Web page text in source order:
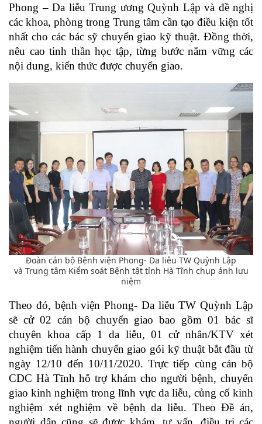
Phong – Da liễu Trung ương Quỳnh Lập và đề nghị
các khoa, phòng trong Trung tâm cần tạo điều kiện tốt
nhất cho các bác sỹ chuyển giao kỹ thuật. Ðồng thời,
nêu cao tinh thần học tập, từng bước nắm vững các
nội dung, kiến thức được chuyển giao.
Đoàn cán bộ Bệnh viện Phong- Da liễu TW Quỳnh Lập
và Trung tâm Kiểm soát Bệnh tật tỉnh Hà Tĩnh chụp ảnh lưu
niệm
Theo đó, bệnh viện Phong- Da liễu TW Quỳnh Lập
sẽ cử 02 cán bộ chuyển giao bao gồm 01 bác sĩ
chuyên khoa cấp 1 da liễu, 01 cử nhân/KTV xét
nghiệm tiến hành chuyển giao gói kỹ thuật bắt đầu từ
ngày 12/10 đến 10/11/2020. Trực tiếp cùng cán bộ
CDC Hà Tĩnh hỗ trợ khám cho người bệnh, chuyển
giao kinh nghiệm trong lĩnh vực da liễu, củng cố kinh
nghiệm xét nghiệm về bệnh da liễu. Theo Đề án,